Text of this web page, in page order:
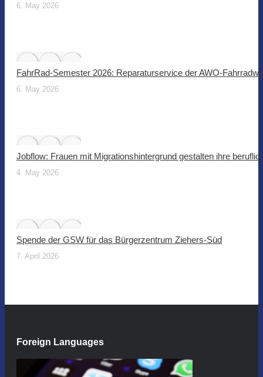
6. May 2026
FahrRad-Semester 2026: Reparaturservice der AWO-
6. May 2026
Jobflow: Frauen mit Migrationshintergrund gestalten ihre
4. May 2026
Spende der GSW für das Bürgerzentrum Ziehers-Süd
7. April 2026
Foreign Languages